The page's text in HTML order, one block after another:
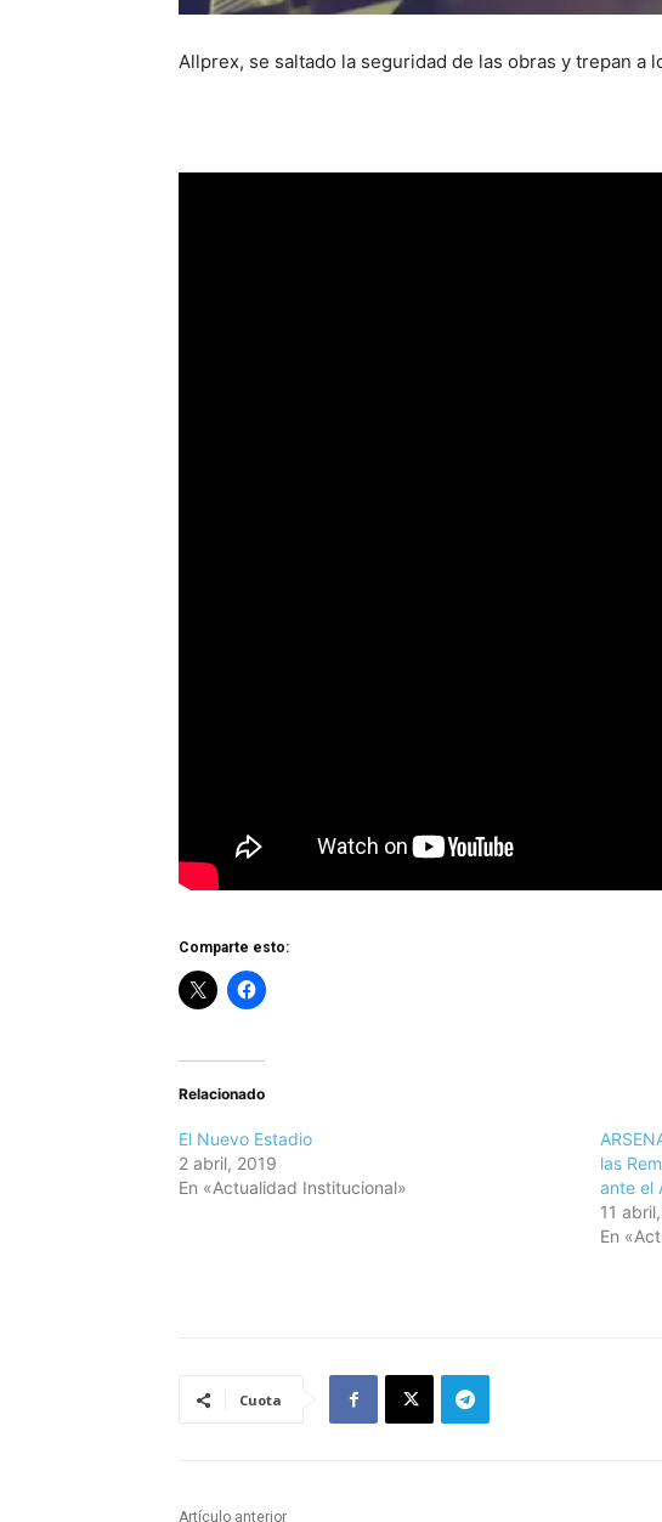
Allprex, se saltado la seguridad de las obras y trepan a
Comparte esto:
Relacionado
El Nuevo Estadio
2 abril, 2019
En «Actualidad Institucional»
las
ante el
11
En
Cuota
Artículo anterior